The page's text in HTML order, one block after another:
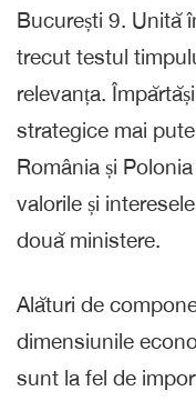
București 9. Unită
trecut testul
relevanța.
strategice mai
România și
valorile și
două ministere.
Alături de
dimensiunile
sunt la fel de